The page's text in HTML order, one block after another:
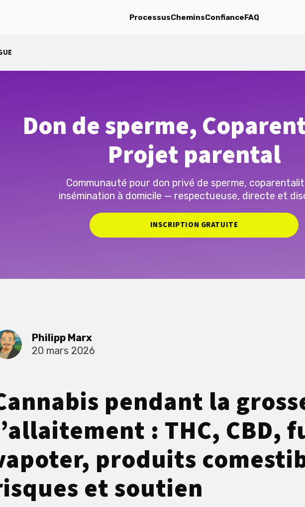
ProcessusCheminsConfianceFAQ
Don de sperme,
Projet parental
Communauté pour don privé de sperme,
insémination à domicile — respectueuse, directe et
INSCRIPTION GRATUITE
Philipp Marx
20 mars 2026
pendant la
: THC, CBD,
produits
et soutien